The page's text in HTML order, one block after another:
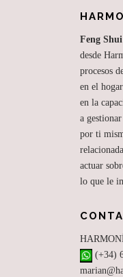
c
i
ó
n
d
e
e
n
t
r
Feng Shui
desde
procesos
en el
en la
a
por ti
actuar
lo que le
(+34)